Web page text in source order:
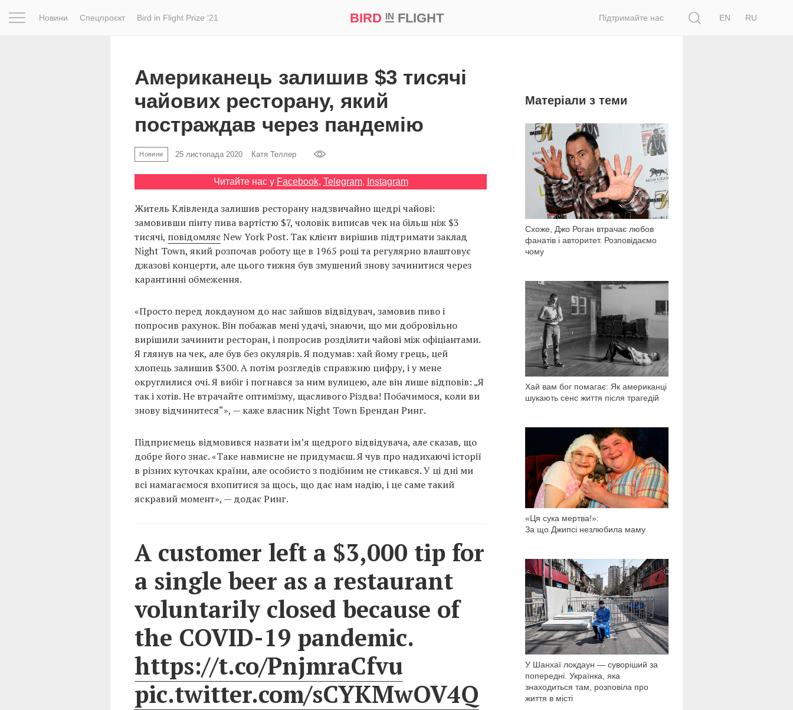
Новини Спецпроєкт Bird in Flight Prize ‘21 BIRD INFLIGHT Підтримайте нас
EN
RU
Американець залишив $3 тисячі
чайових ресторану, який
постраждав через пандемію
Новини 25 листопада 2020 Катя Теллер
Читайте нас у Facebook, Telegram, Instagram
Житель Клівленда залишив ресторану надзвичайно щедрі чайові:
замовивши пінту пива вартістю $7, чоловік виписав чек на більш ніж $3
тисячі, повідомляєNew York Post. Так клієнт вирішив підтримати заклад
Night Town, який розпочав роботу ще в 1965 році та регулярно влаштовує
джазові концерти, але цього тижня був змушений знову зачинитися через
карантинні обмеження.
«Просто перед локдауном до нас зайшов відвідувач, замовив пиво і
попросив рахунок. Він побажав мені удачі, знаючи, що ми добровільно
вирішили зачинити ресторан, і попросив розділити чайові між офіціантами.
Я глянув на чек, але був без окулярів. Я подумав: хай йому грець, цей
хлопець залишив $300. А потім розгледів справжню цифру, і у мене
округлилися очі. Я вибіг і погнався за ним вулицею, але він лише відповів: „Я
так і хотів. Не втрачайте оптимізму, щасливого Різдва! Побачимося, коли ви
знову відчинитеся“», — каже власник Night Town Брендан Ринг.
Підприємець відмовився назвати ім’я щедрого відвідувача, але сказав, що
добре його знає. «Таке навмисне не придумаєш. Я чув про надихаючі історії
в різних куточках країни, але особисто з подібним не стикався. У ці дні ми
всі намагаємося вхопитися за щось, що дає нам надію, і це саме такий
яскравий момент», — додає Ринг.
A customer left a $3,000 tip for
a single beer as a restaurant
voluntarily closed because of
the COVID-19 pandemic.
https://t.co/PnjmraCfvu
pic.twitter.com/sCYKMwOV4Q
Матеріали з теми
Схоже, Джо Роган втрачає любов
фанатів і авторитет. Розповідаємо
чому
4 030
Хай вам бог помагає: Як американці
шукають сенс життя після трагедій
890
«Ця сука мертва!»:
За що Джипсі незлюбила маму
537 749
У Шанхаї локдаун — суворіший за
попередні. Українка, яка
знаходиться там, розповіла про
життя в місті
37 928